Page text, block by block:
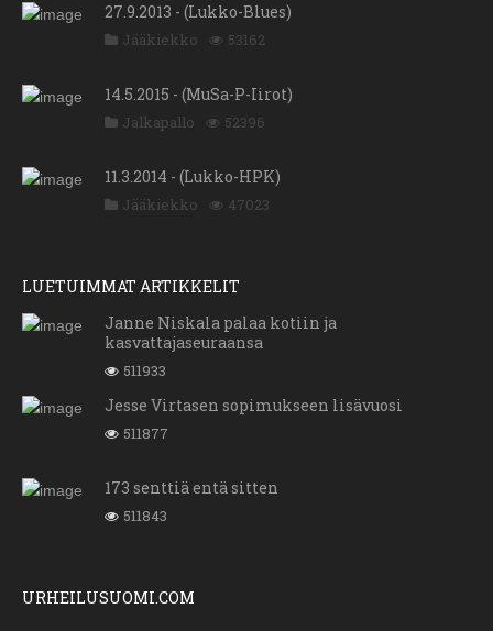
27.9.2013 - (Lukko-Blues)
Jääkiekko 53162
14.5.2015 - (MuSa-P-Iirot)
Jalkapallo 52396
11.3.2014 - (Lukko-HPK)
Jääkiekko 47023
LUETUIMMAT ARTIKKELIT
Janne Niskala palaa kotiin ja
kasvattajaseuraansa
511933
Jesse Virtasen sopimukseen lisävuosi
511877
173 senttiä entä sitten
511843
URHEILUSUOMI.COM